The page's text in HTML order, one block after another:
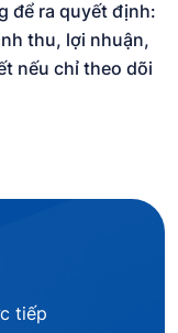
để ra quyết định:
thu, lợi nhuận,
nếu chỉ theo dõi
tiếp